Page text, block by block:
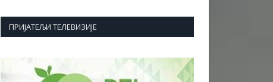
ПРИЈАТЕЉИ ТЕЛЕВИЗИЈЕ